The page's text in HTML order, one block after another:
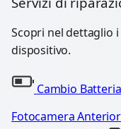
Scopri nel dettaglio
dispositivo.
Cambio Batteria
Fotocamera